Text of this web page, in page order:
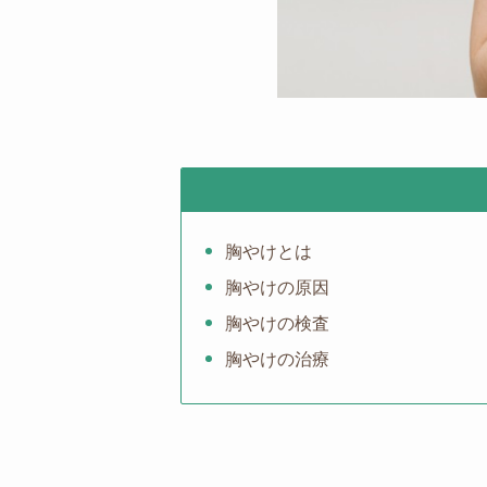
胸やけとは
胸やけの原因
胸やけの検査
胸やけの治療